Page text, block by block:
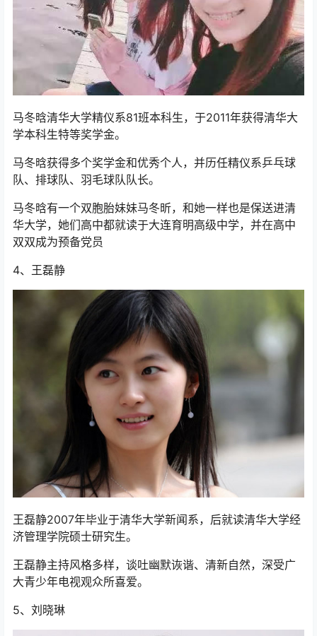
马冬晗清华大学精仪系81班本科生，于2011年获得清华大
学本科生特等奖学金。
马冬晗获得多个奖学金和优秀个人，并历任精仪系乒乓球
队、排球队、羽毛球队队长。
马冬晗有一个双胞胎妹妹马冬昕，和她一样也是保送进清
华大学，她们高中都就读于大连育明高级中学，并在高中
双双成为预备党员
4、王磊静
王磊静2007年毕业于清华大学新闻系，后就读清华大学经
济管理学院硕士研究生。
王磊静主持风格多样，谈吐幽默诙谐、清新自然，深受广
大青少年电视观众所喜爱。
5、刘晓琳